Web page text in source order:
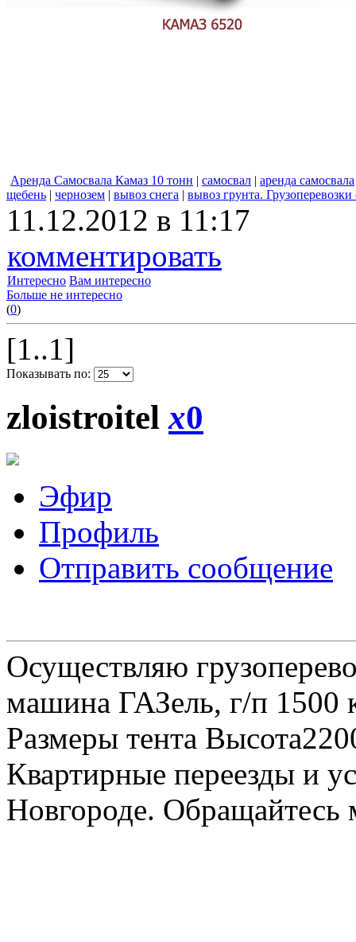
Аренда Самосвала Камаз 10 тонн | самосвал | аренда самосвала
щебень | чернозем | вывоз снега | вывоз грунта. Грузоперевозки
11.12.2012 в 11:17
комментировать
Интересно Вам интересно
Больше не интересно
(0)
[1..1]
Показывать по:
zloistroitelx0
Эфир
Профиль
Отправить сообщение
Осуществляю
машина ГАЗель, г/п 1500
Размеры тента
Квартирные переезды и
Новгороде.